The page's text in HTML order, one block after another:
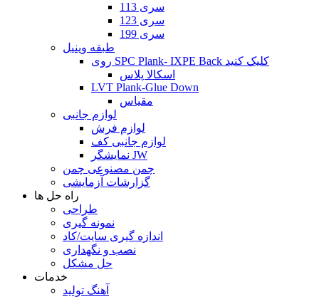
سری 113
سری 123
سری 199
طبقه وینیل
روی SPC Plank- IXPE Back کلیک کنید
اسکالا پلاس
LVT Plank-Glue Down
مقیاس
لوازم جانبی
لوازم فرش
لوازم جانبی کف
نمایشگر JW
چمن مصنوعی چمن
گزارشات آزمایشی
راه حل ها
طراحی
نمونه گیری
اندازه گیری سایت/کاد
نصب و نگهداری
حل مشکل
خدمات
آهنگ تولید